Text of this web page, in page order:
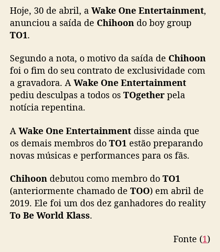
O
1
s
f
i
m
c
n
t
a
t
o
Hoje, 30 de abril, a Wake One Entertainment,
anunciou a saída de Chihoon do boy group
TO1.
Segundo a nota, o motivo da saída de Chihoon
foi o fim do seu contrato de exclusividade com
a gravadora. A Wake One Entertainment
pediu desculpas a todos os TOgether pela
notícia repentina.
A Wake One Entertainment disse ainda que
os demais membros do TO1 estão preparando
novas músicas e performances para os fãs.
Chihoon debutou como membro do TO1
(anteriormente chamado de TOO) em abril de
2019. Ele foi um dos dez ganhadores do reality
To Be World Klass.
Fonte (1)